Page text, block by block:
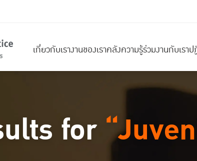
เกี่ยวกับเรางานของเราคลังความรู้ร่วมงานกับเราป
for